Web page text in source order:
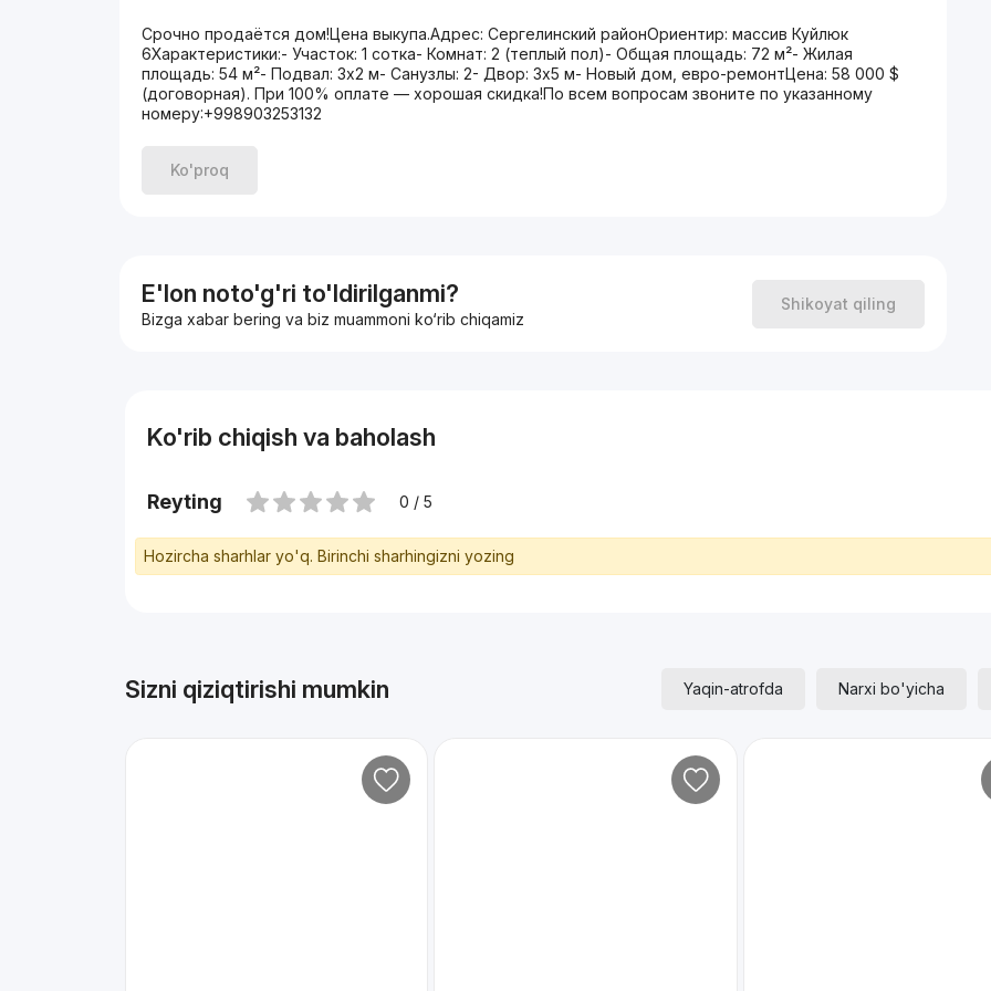
Срочно продаётся дом!Цена выкупа.Адрес: Сергелинский районОриентир: массив Куйлюк
6Характеристики:- Участок: 1 сотка- Комнат: 2 (теплый пол)- Общая площадь: 72 м²- Жилая
площадь: 54 м²- Подвал: 3х2 м- Санузлы: 2- Двор: 3х5 м- Новый дом, евро-ремонтЦена: 58 000 $
(договорная). При 100% оплате — хорошая скидка!По всем вопросам звоните по указанному
номеру:+998903253132
Ko'proq
E'lon noto'g'ri to'ldirilganmi?
Bizga xabar bering va biz muammoni ko‘rib chiqamiz
Shikoyat qiling
Ko'rib chiqish va baholash
Reyting 0 / 5
Hozircha sharhlar yo'q. Birinchi sharhingizni yozing
Sizni qiziqtirishi mumkin Yaqin-atrofda Narxi bo'yicha